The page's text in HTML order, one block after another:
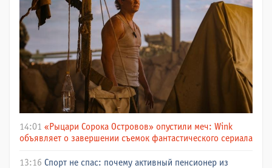
14:01 «Рыцари Сорока Островов» опустили меч: Wink
объявляет о завершении съемок фантастического сериала
13:16 Спорт не спас: почему активный пенсионер из